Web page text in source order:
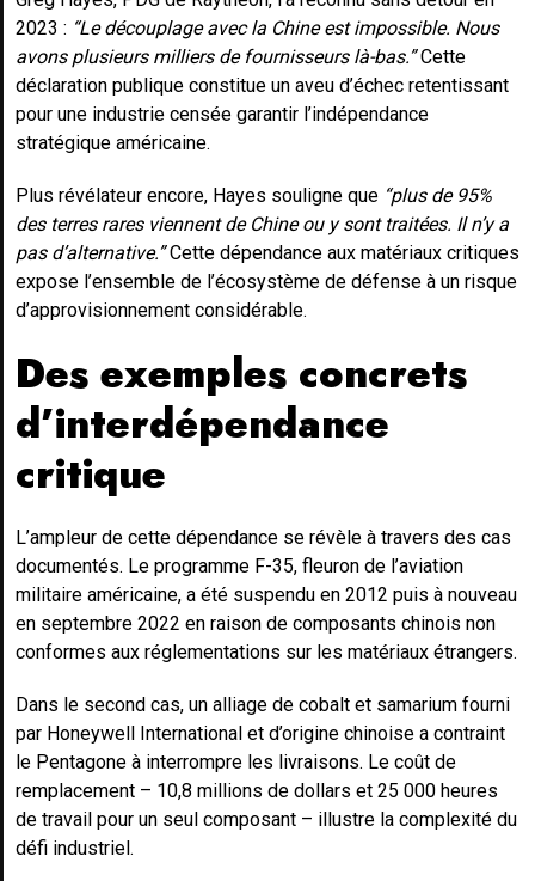
2023 : “Le découplage avec la Chine est impossible. Nous
avons plusieurs milliers de fournisseurs là-bas.”Cette
déclaration publique constitue un aveu d’échec retentissant
pour une industrie censée garantir l’indépendance
stratégique américaine.
Plus révélateur encore, Hayes souligne que “plus de 95%
des terres rares viennent de Chine ou y sont traitées. Il n’y a
pas d’alternative.”Cette dépendance aux matériaux critiques
expose l’ensemble de l’écosystème de défense à un risque
d’approvisionnement considérable.
Des exemples concrets
d’interdépendance
critique
L’ampleur de cette dépendance se révèle à travers des cas
documentés. Le programme F-35, fleuron de l’aviation
militaire américaine, a été suspendu en 2012 puis à nouveau
en septembre 2022 en raison de composants chinois non
conformes aux réglementations sur les matériaux étrangers.
Dans le second cas, un alliage de cobalt et samarium fourni
par Honeywell International et d’origine chinoise a contraint
le Pentagone à interrompre les livraisons. Le coût de
remplacement – 10,8 millions de dollars et 25 000 heures
de travail pour un seul composant – illustre la complexité du
défi industriel.